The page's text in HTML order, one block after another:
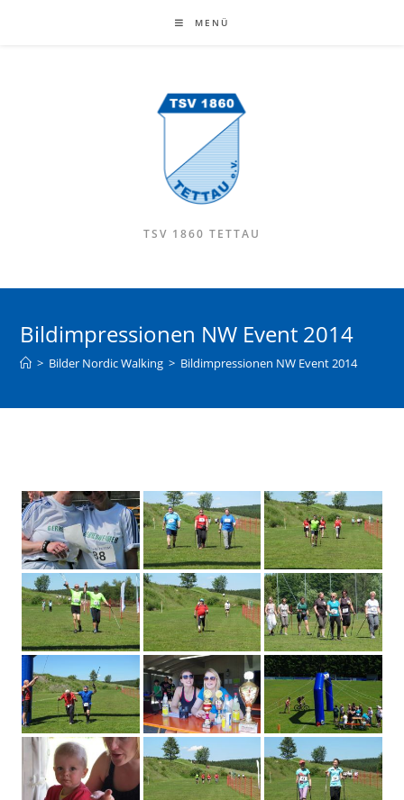
MENÜ
TSV 1860 TETTAU
Bildimpressionen NW Event 2014
> Bilder Nordic Walking > Bildimpressionen NW Event 2014